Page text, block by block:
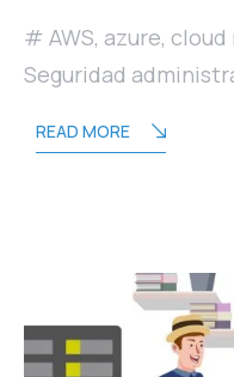
AWS, azure, cloud
Seguridad
READ MORE